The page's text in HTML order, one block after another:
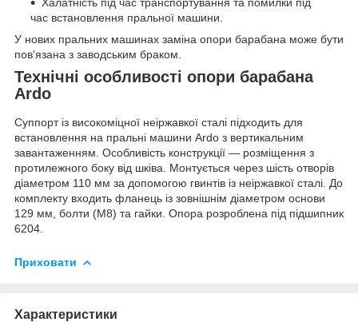
Халатність під час транспортування та помилки під
час встановлення пральної машини.
У нових пральних машинах заміна опори барабана може бути
пов'язана з заводським браком.
Технічні особливості опори барабана
Ardo
Суппорт із високоміцної неіржавкої сталі підходить для
встановлення на пральні машини Ardo з вертикальним
завантаженням. Особливість конструкції — розміщення з
протилежного боку від шківа. Монтується через шість отворів
діаметром 110 мм за допомогою гвинтів із неіржавкої сталі. До
комплекту входить фланець із зовнішнім діаметром основи
129 мм, болти (М8) та гайки. Опора розроблена під підшипник
6204.
Приховати
Характеристики